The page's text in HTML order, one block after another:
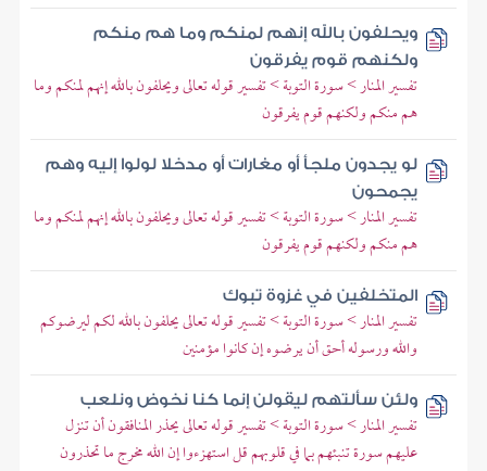
ويحلفون بالله إنهم لمنكم وما هم منكم
ولكنهم قوم يفرقون
تفسير المنار > سورة التوبة > تفسير قوله تعالى ويحلفون بالله إنهم لمنكم وما
هم منكم ولكنهم قوم يفرقون
لو يجدون ملجأ أو مغارات أو مدخلا لولوا إليه وهم
يجمحون
تفسير المنار > سورة التوبة > تفسير قوله تعالى ويحلفون بالله إنهم لمنكم وما
هم منكم ولكنهم قوم يفرقون
المتخلفين في غزوة تبوك
تفسير المنار > سورة التوبة > تفسير قوله تعالى يحلفون بالله لكم ليرضوكم
والله ورسوله أحق أن يرضوه إن كانوا مؤمنين
ولئن سألتهم ليقولن إنما كنا نخوض ونلعب
تفسير المنار > سورة التوبة > تفسير قوله تعالى يحذر المنافقون أن تنزل
عليهم سورة تنبئهم بما في قلوبهم قل استهزءوا إن الله مخرج ما تحذرون